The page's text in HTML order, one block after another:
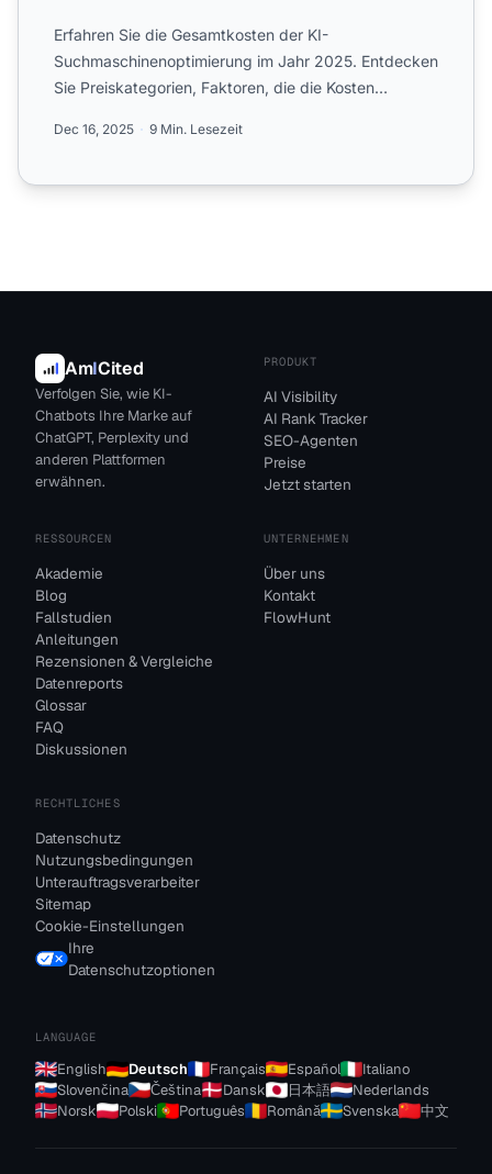
Erfahren Sie die Gesamtkosten der KI-
Suchmaschinenoptimierung im Jahr 2025. Entdecken
Sie Preiskategorien, Faktoren, die die Kosten
Dec 16, 2025 9 Min. Lesezeit
AmICited
Verfolgen Sie, wie KI-
Chatbots Ihre Marke auf
ChatGPT, Perplexity und
anderen Plattformen
erwähnen.
PRODUKT
AI Visibility
AI Rank Tracker
SEO-Agenten
Preise
Jetzt starten
RESSOURCEN
Akademie
Blog
Fallstudien
Anleitungen
Rezensionen & Vergleiche
Datenreports
Glossar
FAQ
Diskussionen
UNTERNEHMEN
Über uns
Kontakt
FlowHunt
RECHTLICHES
Datenschutz
Nutzungsbedingungen
Unterauftragsverarbeiter
Sitemap
Cookie-Einstellungen
Ihre
Datenschutzoptionen
LANGUAGE
English Deutsch Français Español
Italiano
Slovenčina
Čeština Dansk 日本語
Nederlands
Norsk
Polski Português Română Svenska 中文